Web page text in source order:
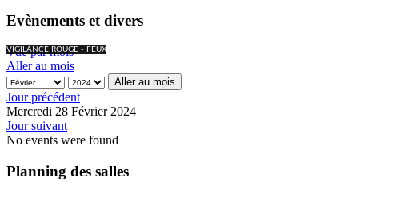
Evènements et divers
VIGILANCE ROUGE - FEUX
Vue par mois
Aller au mois
Aller au mois
Jour précédent
Mercredi 28 Février 2024
Jour suivant
No events were found
Planning des salles